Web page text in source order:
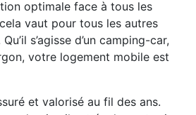
optimale face à tous les
vaut pour tous les autres
s’agisse d’un camping-car,
votre logement mobile est
et valorisé au fil des ans.